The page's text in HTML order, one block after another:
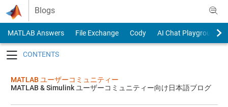
Skip to content
Blogs
MATLAB Answers File Exchange Cody
AI Chat Playground
MATLAB ユーザーコミュニティー
MATLAB & Simulink ユーザーコミュニティー向け日本語ブログ